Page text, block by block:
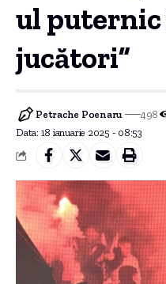
ul puternic
jucători”
Data: 18 ianuarie 2025 - 08:53
Petrache Poenaru 498